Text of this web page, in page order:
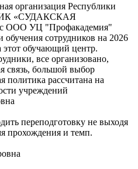
организация Республики
«СУДАКСКАЯ
ООО УЦ "Профакадемия"
сотрудников на 2026
этот обучающий центр.
все организовано,
связь, большой выбор
политика рассчитана на
учреждений
переподготовку не выходя
прохождения и темп.